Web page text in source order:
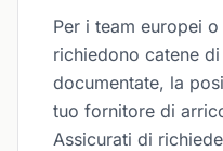
Per i team europei
richiedono catene
documentate, la
tuo fornitore di
Assicurati di